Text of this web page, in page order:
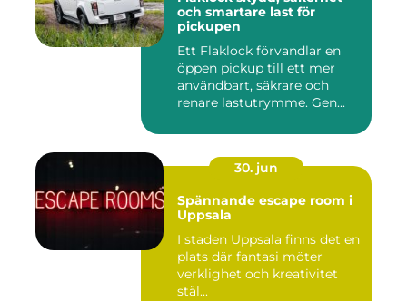
och smartare last för
pickupen
Ett Flaklock förvandlar en
öppen pickup till ett mer
användbart, säkrare och
renare lastutrymme. Gen...
30. jun
Spännande escape room i
Uppsala
I staden Uppsala finns det en
plats där fantasi möter
verklighet och kreativitet
stäl...